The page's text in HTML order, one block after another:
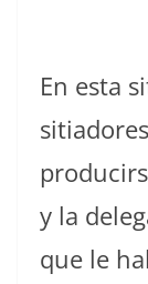
En esta
y la
que le